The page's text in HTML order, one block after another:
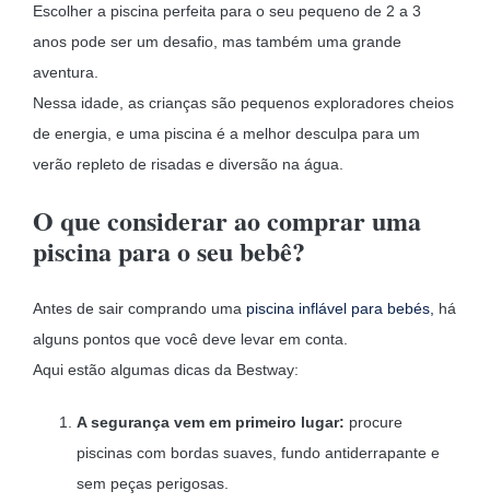
Escolher a piscina perfeita para o seu pequeno de 2 a 3
anos pode ser um desafio, mas também uma grande
aventura.
Nessa idade, as crianças são pequenos exploradores cheios
de energia, e uma piscina é a melhor desculpa para um
verão repleto de risadas e diversão na água.
O que considerar ao comprar uma
piscina para o seu bebê?
Antes de sair comprando uma piscina inflável para bebés, há
alguns pontos que você deve levar em conta.
Aqui estão algumas dicas da Bestway:
A segurança vem em primeiro lugar: procure
piscinas com bordas suaves, fundo antiderrapante e
sem peças perigosas.